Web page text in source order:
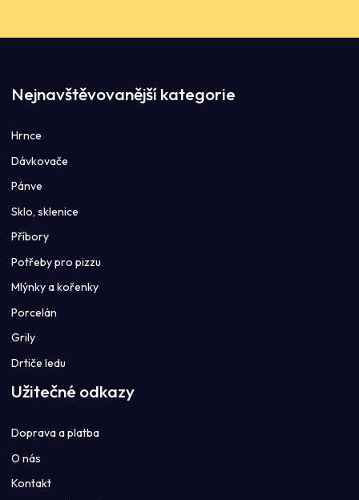
Nejnavštěvovanější kategorie
Hrnce
Dávkovače
Pánve
Sklo, sklenice
Příbory
Potřeby pro pizzu
Mlýnky a kořenky
Porcelán
Grily
Drtiče ledu
Užitečné odkazy
Doprava a platba
O nás
Kontakt